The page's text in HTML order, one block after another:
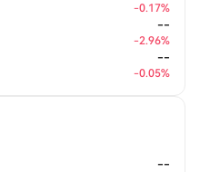
-0.17%
--
-2.96%
--
-0.05%
--